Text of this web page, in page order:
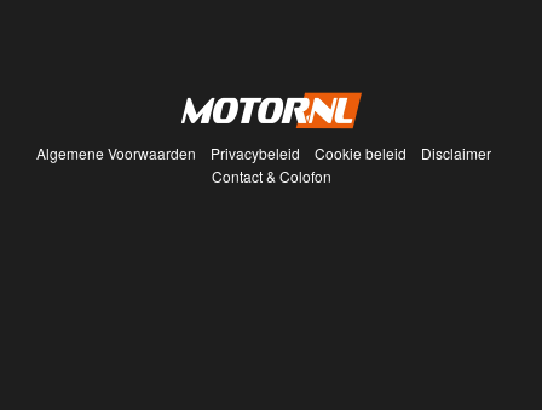
Algemene Voorwaarden Privacybeleid Cookie beleid
Disclaimer
Contact & Colofon